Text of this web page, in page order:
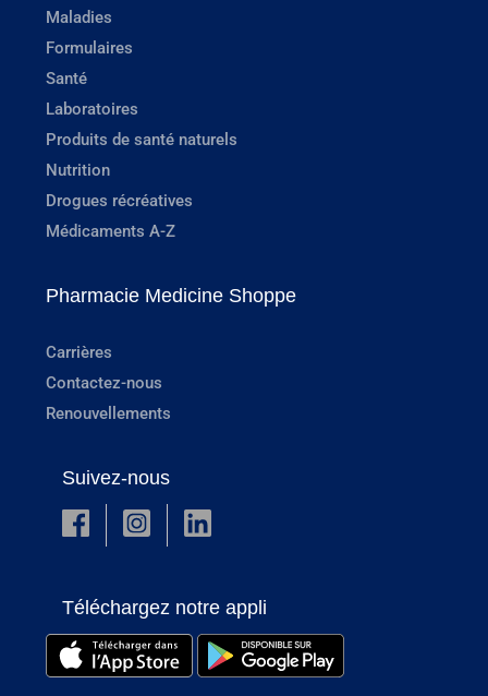
Maladies
Formulaires
Santé
Laboratoires
Produits de santé naturels
Nutrition
Drogues récréatives
Médicaments A-Z
Pharmacie Medicine Shoppe
Carrières
Contactez-nous
Renouvellements
Suivez-nous
Téléchargez notre appli